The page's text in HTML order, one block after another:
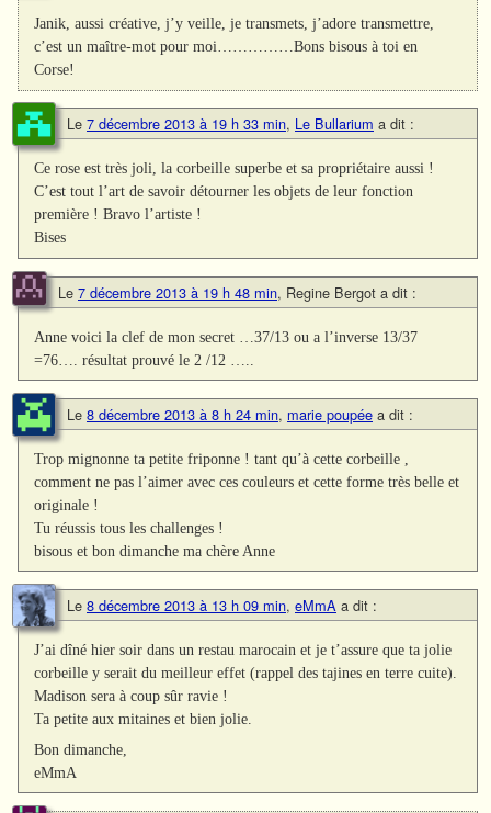
Janik, aussi créative, j’y veille, je transmets, j’adore transmettre,
c’est un maître-mot pour moi……………Bons bisous à toi en
Corse!
Le 7 décembre 2013 à 19 h 33 min, Le Bullarium a dit :
Ce rose est très joli, la corbeille superbe et sa propriétaire aussi !
C’est tout l’art de savoir détourner les objets de leur fonction
première ! Bravo l’artiste !
Bises
Le 7 décembre 2013 à 19 h 48 min, Regine Bergot a dit :
Anne voici la clef de mon secret …37/13 ou a l’inverse 13/37
=76…. résultat prouvé le 2 /12 …..
Le 8 décembre 2013 à 8 h 24 min, marie poupée a dit :
Trop mignonne ta petite friponne ! tant qu’à cette corbeille ,
comment ne pas l’aimer avec ces couleurs et cette forme très belle et
originale !
Tu réussis tous les challenges !
bisous et bon dimanche ma chère Anne
Le 8 décembre 2013 à 13 h 09 min, eMmA a dit :
J’ai dîné hier soir dans un restau marocain et je t’assure que ta jolie
corbeille y serait du meilleur effet (rappel des tajines en terre cuite).
Madison sera à coup sûr ravie !
Ta petite aux mitaines et bien jolie.
Bon dimanche,
eMmA